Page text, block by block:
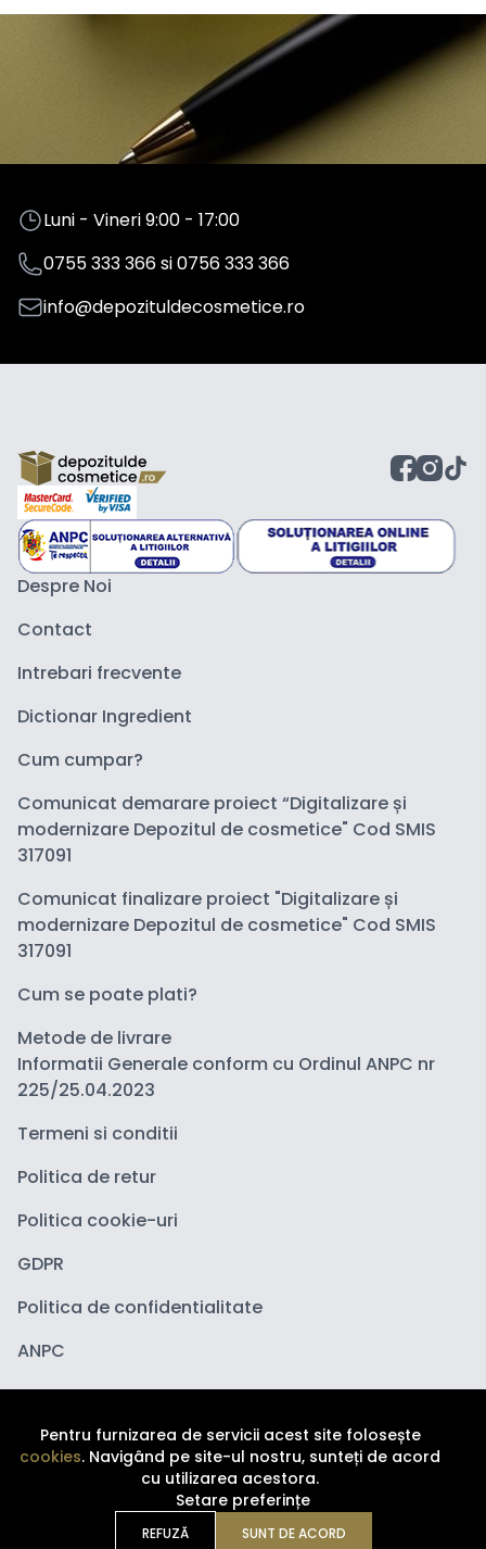
Luni - Vineri 9:00 - 17:00
0755 333 366si0756 333 366
info@depozituldecosmetice.ro
Despre Noi
Contact
Intrebari frecvente
Dictionar Ingredient
Cum cumpar?
Comunicat demarare proiect “Digitalizare și
modernizare Depozitul de cosmetice" Cod SMIS
317091
Comunicat finalizare proiect "Digitalizare și
modernizare Depozitul de cosmetice" Cod SMIS
317091
Cum se poate plati?
Metode de livrare
Informatii Generale conform cu Ordinul ANPC nr
225/25.04.2023
Termeni si conditii
Politica de retur
Politica cookie-uri
GDPR
Politica de confidentialitate
ANPC
Copyright ©2026Depozituldecosmetice.ro. Toate
drepturile sunt rezervate.
Pentru furnizarea de servicii acest site folosește
cookies. Navigând pe site-ul nostru, sunteți de acord
cu utilizarea acestora.
Setare preferințe
REFUZĂ SUNT DE ACORD